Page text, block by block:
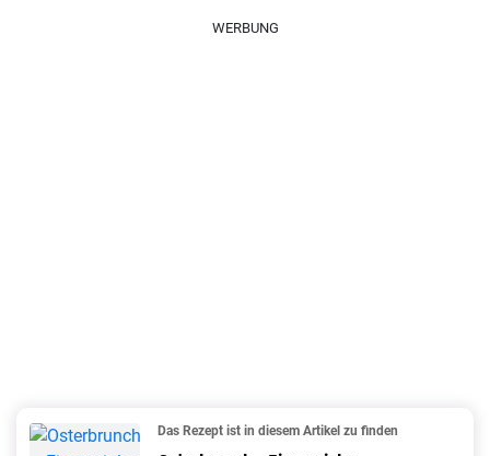
WERBUNG
Das Rezept ist in diesem Artikel zu finden